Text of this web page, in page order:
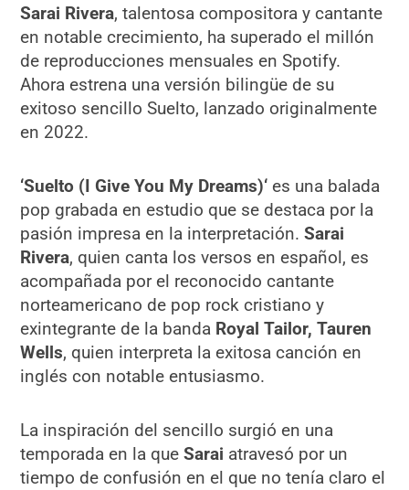
Sarai Rivera, talentosa compositora y cantante
en notable crecimiento, ha superado el millón
de reproducciones mensuales en Spotify.
Ahora estrena una versión bilingüe de su
exitoso sencillo Suelto, lanzado originalmente
en 2022.
‘Suelto (I Give You My Dreams)‘ es una balada
pop grabada en estudio que se destaca por la
pasión impresa en la interpretación.Sarai
Rivera, quien canta los versos en español, es
acompañada por el reconocido cantante
norteamericano de pop rock cristiano y
exintegrante de la banda Royal Tailor, Tauren
Wells, quien interpreta la exitosa canción en
inglés con notable entusiasmo.
La inspiración del sencillo surgió en una
temporada en la queSarai atravesó por un
tiempo de confusión en el que no tenía claro el